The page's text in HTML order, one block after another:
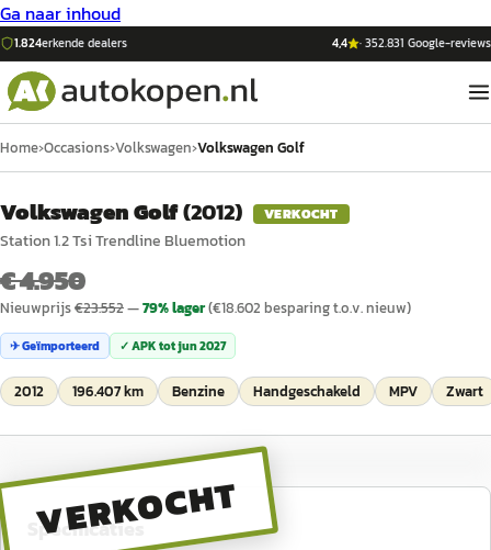
Ga naar inhoud
1.824erkende dealers 4,4 ·352.831 Google-reviews
Home›Occasions›Volkswagen›Volkswagen Golf
Volkswagen Golf(2012) VERKOCHT
Station 1.2 Tsi Trendline Bluemotion
€ 4.950
Nieuwprijs€23.552—79% lager(€18.602 besparing t.o.v. nieuw)
✈ Geïmporteerd ✓ APK totjun 2027
2012 196.407 km Benzine Handgeschakeld MPV Zwart
VERKOCHT
Specificaties